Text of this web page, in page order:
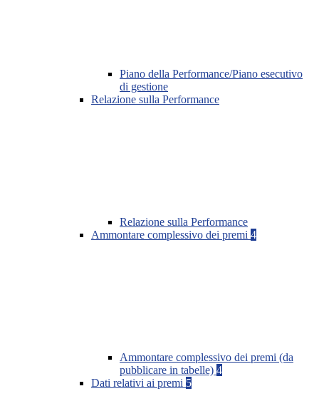
Piano della Performance/Piano esecutivo
di gestione
Relazione sulla Performance
Relazione sulla Performance
Ammontare complessivo dei premi 4
Ammontare complessivo dei premi (da
pubblicare in tabelle) 4
Dati relativi ai premi 5